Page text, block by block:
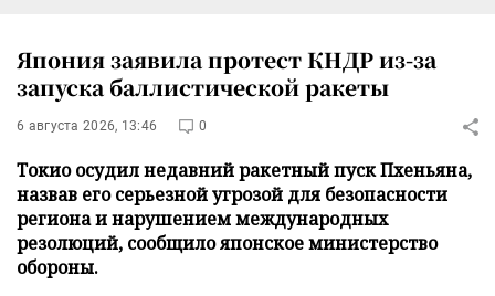
Япония заявила протест КНДР из-за
запуска баллистической ракеты
6 августа 2026, 13:46 0
Токио осудил недавний ракетный пуск Пхеньяна,
назвав его серьезной угрозой для безопасности
региона и нарушением международных
резолюций, сообщило японское министерство
обороны.